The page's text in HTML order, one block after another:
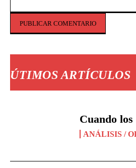
ÚTIMOS ARTÍCULOS
Cuando
ANÁLISIS /